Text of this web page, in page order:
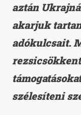
aztán
akarjuk
adókulcsait.
szélesíteni